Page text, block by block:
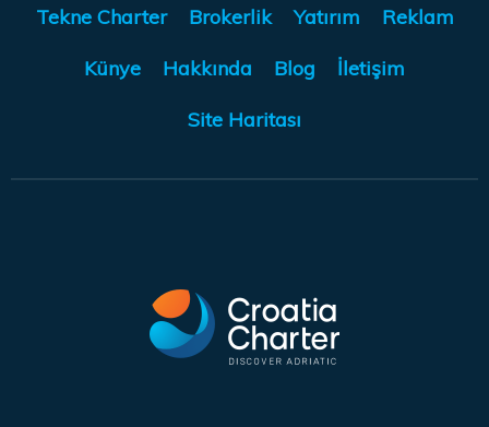
Tekne Charter Brokerlik Yatırım Reklam
Künye Hakkında Blog İletişim
Site Haritası